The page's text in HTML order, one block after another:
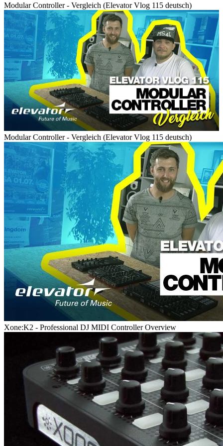
Modular Controller - Vergleich (Elevator Vlog 115 deutsch)
Modular Controller - Vergleich (Elevator Vlog 115 deutsch)
Xone:K2 - Professional DJ MIDI Controller Overview